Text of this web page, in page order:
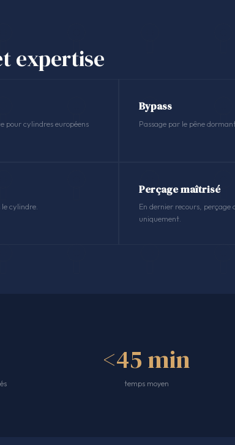
expertise
pour cylindres européens
Bypass
Passage par le pêne
le cylindre.
Perçage maîtrisé
En dernier recours, perçage
uniquement.
<45 min
temps moyen